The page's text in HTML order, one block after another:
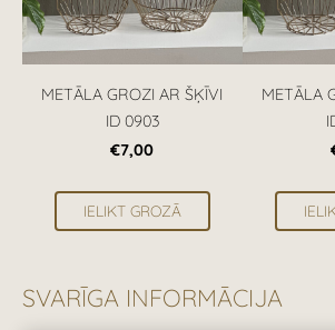
SVARĪGA INFORMĀCIJA
METĀLA GROZI AR ŠĶĪVI
ID 0903
€7,00
IELIKT GROZĀ
METĀLA